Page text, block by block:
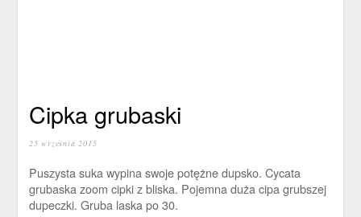
Cipka grubaski
25 września 2015
Puszysta suka wypina swoje potężne dupsko. Cycata
grubaska zoom cipki z bliska. Pojemna duża cipa grubszej
dupeczki. Gruba laska po 30.